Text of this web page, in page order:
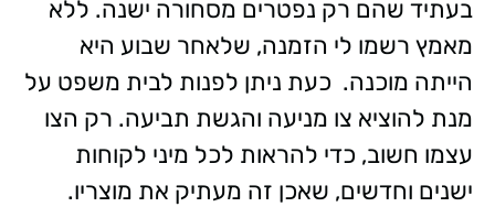
בעתיד שהם רק נפטרים מסחורה ישנה. ללא
מאמץ רשמו לי הזמנה, שלאחר שבוע היא
הייתה מוכנה. כעת ניתן לפנות לבית משפט על
מנת להוציא צו מניעה והגשת תביעה. רק הצו
עצמו חשוב, כדי להראות לכל מיני לקוחות
ישנים וחדשים, שאכן זה מעתיק את מוצריו.